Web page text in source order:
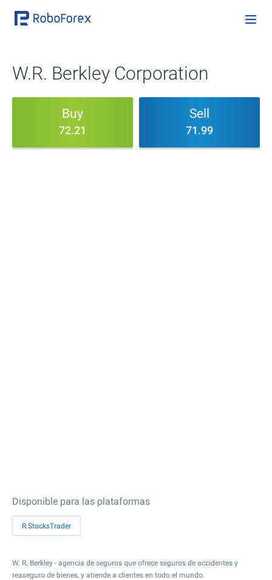
W.R. Berkley Corporation
Buy
72.21
Sell
71.99
Disponible para las plataformas
R StocksTrader
W. R. Berkley - agencia de seguros que ofrece seguros de accidentes y
reaseguro de bienes, y atiende a clientes en todo el mundo.